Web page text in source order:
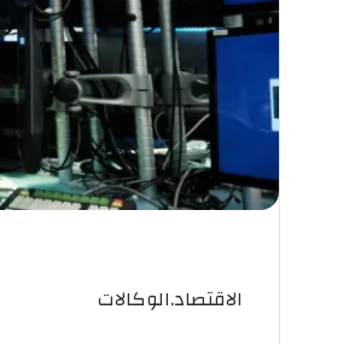
الاقتصاد.الوكالات